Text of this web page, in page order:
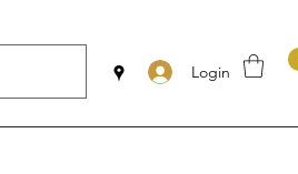
Login